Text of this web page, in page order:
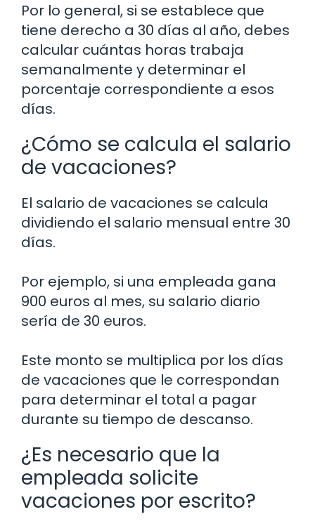
Por lo general, si se establece que
tiene derecho a 30 días al año, debes
calcular cuántas horas trabaja
semanalmente y determinar el
porcentaje correspondiente a esos
días.
¿Cómo se calcula el salario
de vacaciones?
El salario de vacaciones se calcula
dividiendo el salario mensual entre 30
días.
Por ejemplo, si una empleada gana
900 euros al mes, su salario diario
sería de 30 euros.
Este monto se multiplica por los días
de vacaciones que le correspondan
para determinar el total a pagar
durante su tiempo de descanso.
¿Es necesario que la
empleada solicite
vacaciones por escrito?